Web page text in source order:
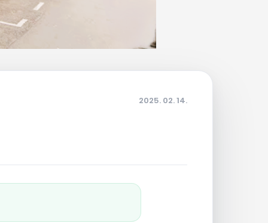
2025. 02. 14.